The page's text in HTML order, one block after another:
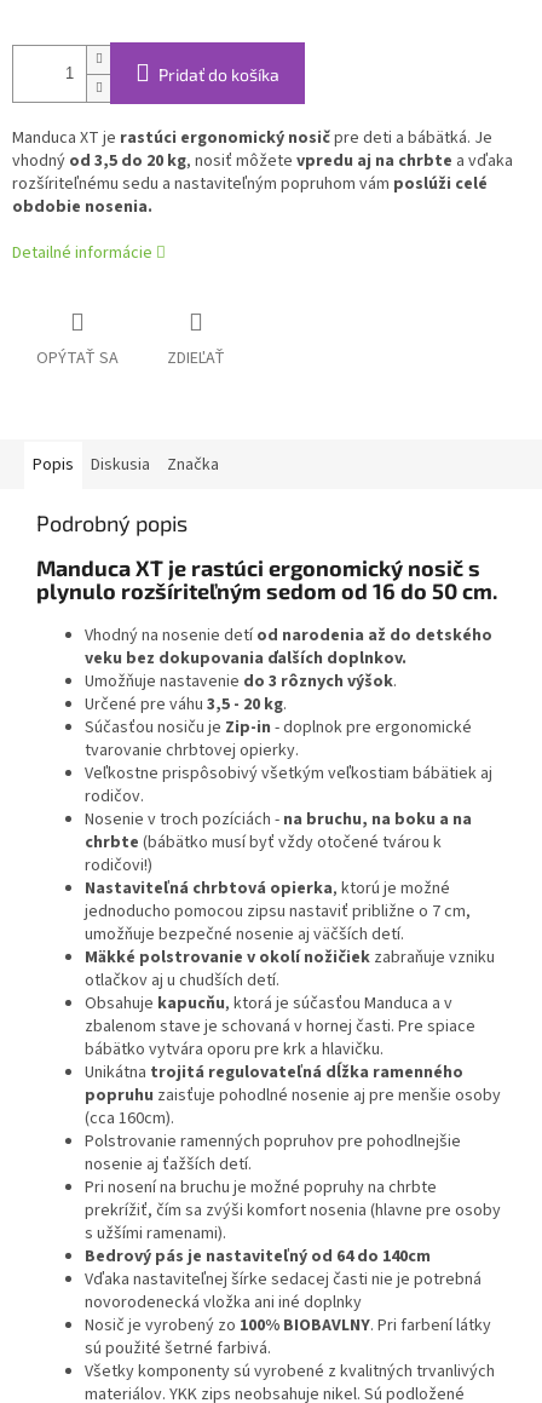
Pridať do košíka
Manduca XT je rastúci ergonomický nosičpre deti a bábätká. Je
vhodný od 3,5 do 20 kg, nosiť môžete vpredu aj na chrbte a vďaka
rozšíriteľnému sedu a nastaviteľným popruhom vám poslúži celé
obdobie nosenia.
Detailné informácie
OPÝTAŤ SA ZDIEĽAŤ
Popis Diskusia Značka
Podrobný popis
Manduca XT je rastúci ergonomický nosič s
plynulo rozšíriteľným sedom od 16 do 50 cm.
Vhodný na nosenie detíod narodenia až do detského
veku bez dokupovania ďalších doplnkov.
Umožňuje nastavenie do 3 rôznych výšok.
Určené pre váhu 3,5 - 20 kg.
Súčasťou nosiču je Zip-in - doplnok pre ergonomické
tvarovanie chrbtovej opierky.
Veľkostne prispôsobivý všetkým veľkostiam bábätiek aj
rodičov.
Nosenie v troch pozíciách - na bruchu, na boku a na
chrbte (bábätko musí byť vždy otočené tvárou k
rodičovi!)
Nastaviteľná chrbtová opierka, ktorú je možné
jednoducho pomocou zipsu nastaviť približne o 7 cm,
umožňuje bezpečné nosenie aj väčších detí.
Mäkké polstrovanie v okolí nožičiek zabraňuje vzniku
otlačkov aj u chudších detí.
Obsahuje kapucňu, ktorá je súčasťou Manduca a v
zbalenom stave je schovaná v hornej časti. Pre spiace
bábätko vytvára oporu pre krk a hlavičku.
Unikátna trojitá regulovateľná dĺžka ramenného
popruhu zaisťuje pohodlné nosenie aj pre menšie osoby
(cca 160cm).
Polstrovanie ramenných popruhov pre pohodlnejšie
nosenie aj ťažších detí.
Pri nosení na bruchu je možné popruhy na chrbte
prekrížiť, čím sa zvýši komfort nosenia (hlavne pre osoby
s užšími ramenami).
Bedrový pás je nastaviteľný od 64 do 140cm
Vďaka nastaviteľnej šírke sedacej časti nie je potrebná
novorodenecká vložka ani iné doplnky
Nosič je vyrobený zo 100% BIOBAVLNY. Pri farbení látky
sú použité šetrné farbivá.
Všetky komponenty sú vyrobené z kvalitných trvanlivých
materiálov. YKK zips neobsahuje nikel. Sú podložené